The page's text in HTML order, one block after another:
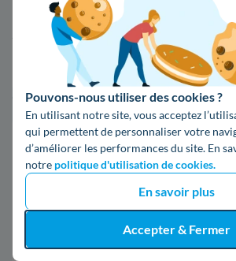
Pouvons-nous utiliser des cookies ?
En utilisant notre site, vous acceptez
qui permettent de personnaliser votre
d’améliorer les performances du site. En
notre politique d'utilisation de cookies.
En savoir plus
Accepter & Fermer
*Prix TTC pour un forfait base d’une puissance
Infos / souscriptions
(appel non surtaxé)
09 78 46 71 74
Comparer les offres